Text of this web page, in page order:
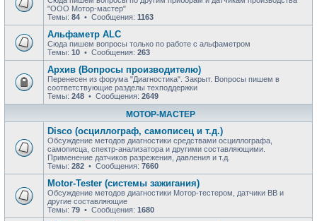
"ООО Мотор-мастер"
Темы: 84 • Сообщения: 1163
Альфаметр ALC
Сюда пишем вопросы только по работе с альфаметром
Темы: 10 • Сообщения: 263
Архив (Вопросы производителю)
Перенесен из форума "Диагностика". Закрыт. Вопросы пишем в
соответствующие разделы техподдержки
Темы: 248 • Сообщения: 2649
МОТОР-МАСТЕР
Disco (осциллограф, самописец и т.д.)
Обсуждение методов диагностики средствами осциллографа,
самописца, спектр-анализатора и другими составляющими.
Применение датчиков разрежения, давления и т.д.
Темы: 282 • Сообщения: 7660
Motor-Tester (системы зажигания)
Обсуждение методов диагностики Мотор-тестером, датчики ВВ и
другие составляющие
Темы: 79 • Сообщения: 1680